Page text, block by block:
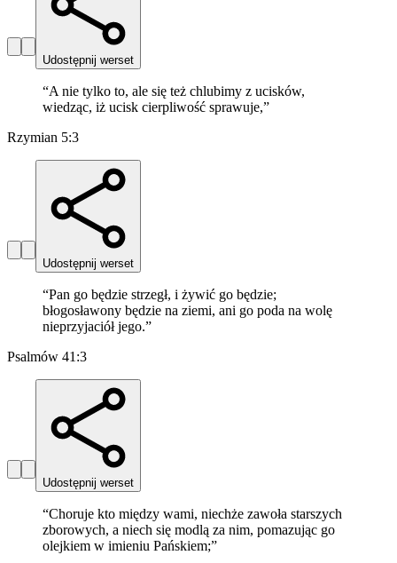
Udostępnij werset
“A nie tylko to, ale się też chlubimy z ucisków,
wiedząc, iż ucisk cierpliwość sprawuje,”
Rzymian 5:3
Udostępnij werset
“Pan go będzie strzegł, i żywić go będzie;
błogosławony będzie na ziemi, ani go poda na wolę
nieprzyjaciół jego.”
Psalmów 41:3
Udostępnij werset
“Choruje kto między wami, niechże zawoła starszych
zborowych, a niech się modlą za nim, pomazując go
olejkiem w imieniu Pańskiem;”